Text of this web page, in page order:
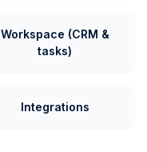
Workspace (CRM &
tasks)
Integrations